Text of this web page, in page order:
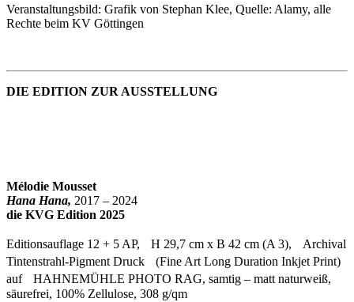
Veranstaltungsbild: Grafik von Stephan Klee, Quelle: Alamy, alle
Rechte beim KV Göttingen
DIE EDITION ZUR AUSSTELLUNG
Mélodie Mousset
Hana Hana, 2017 – 2024
die KVG Edition 2025
Editionsauflage 12 + 5 AP, H 29,7 cm x B 42 cm (A 3), Archival
Tintenstrahl-Pigment Druck (Fine Art Long Duration Inkjet Print)
auf HAHNEMÜHLE PHOTO RAG, samtig – matt naturweiß,
säurefrei, 100% Zellulose, 308 g/qm